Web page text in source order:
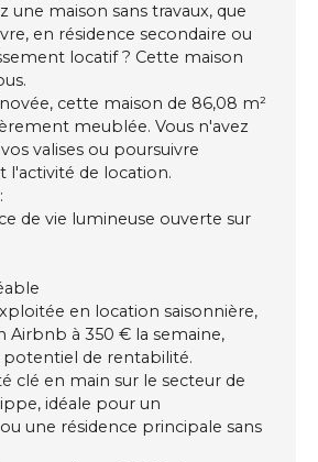
une maison sans travaux, que
en résidence secondaire ou
locatif ? Cette maison
cette maison de 86,08 m²
meublée. Vous n'avez
valises ou poursuivre
de location.
de vie lumineuse ouverte sur
en location saisonnière,
Airbnb à 350 € la semaine,
de rentabilité.
clé en main sur le secteur de
idéale pour un
une résidence principale sans